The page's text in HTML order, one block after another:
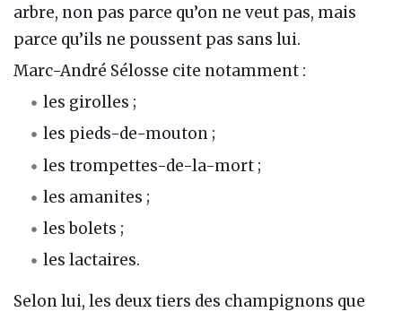
arbre, non pas parce qu’on ne veut pas, mais
parce qu’ils ne poussent pas sans lui.
Marc-André Sélosse cite notamment :
les girolles ;
les pieds-de-mouton ;
les trompettes-de-la-mort ;
les amanites ;
les bolets ;
les lactaires.
Selon lui, les deux tiers des champignons que